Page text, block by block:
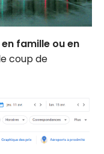
famille ou en
coup de